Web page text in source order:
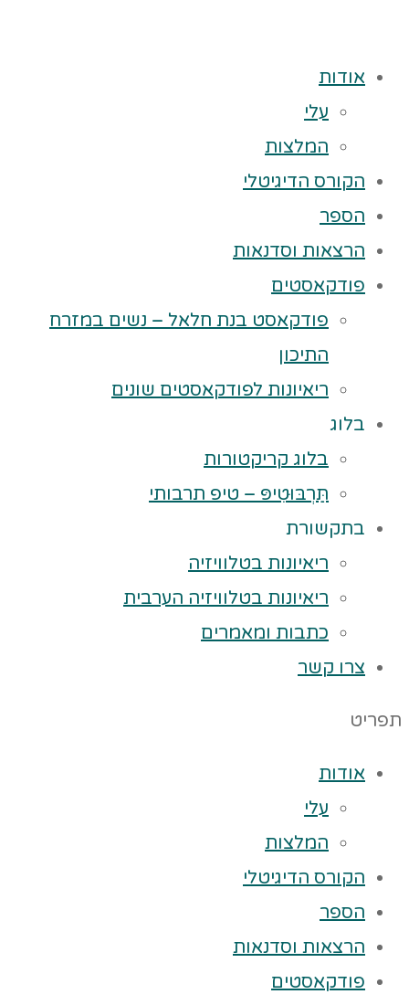
אודות
עלי
המלצות
הקורס הדיגיטלי
הספר
הרצאות וסדנאות
פודקאסטים
פודקאסט בנת חלאל – נשים במזרח
התיכון
ריאיונות לפודקאסטים שונים
בלוג
בלוג קריקטורות
תַּרְבּוּטִיפּ – טיפ תרבותי
בתקשורת
ריאיונות בטלוויזיה
ריאיונות בטלוויזיה הערבית
כתבות ומאמרים
צרו קשר
תפריט
אודות
עלי
המלצות
הקורס הדיגיטלי
הספר
הרצאות וסדנאות
פודקאסטים